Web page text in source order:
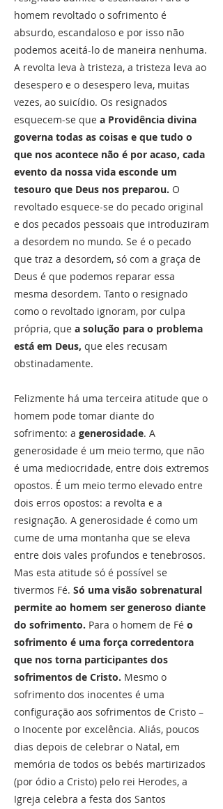
homem revoltado o sofrimento é
absurdo, escandaloso e por isso não
podemos aceitá-lo de maneira nenhuma.
A revolta leva à tristeza, a tristeza leva ao
desespero e o desespero leva, muitas
vezes, ao suicídio. Os resignados
esquecem-se que a Providência divina
governa todas as coisas e que tudo o
que nos acontece não é por acaso, cada
evento da nossa vida esconde um
tesouro que Deus nos preparou. O
revoltado esquece-se do pecado original
e dos pecados pessoais que introduziram
a desordem no mundo. Se é o pecado
que traz a desordem, só com a graça de
Deus é que podemos reparar essa
mesma desordem. Tanto o resignado
como o revoltado ignoram, por culpa
própria, que a solução para o problema
está em Deus, que eles recusam
obstinadamente.
Felizmente há uma terceira atitude que o
homem pode tomar diante do
sofrimento: a generosidade. A
generosidade é um meio termo, que não
é uma mediocridade, entre dois extremos
opostos. É um meio termo elevado entre
dois erros opostos: a revolta e a
resignação. A generosidade é como um
cume de uma montanha que se eleva
entre dois vales profundos e tenebrosos.
Mas esta atitude só é possível se
tivermos Fé. Só uma visão sobrenatural
permite ao homem ser generoso diante
do sofrimento. Para o homem de Fé o
sofrimento é uma força corredentora
que nos torna participantes dos
sofrimentos de Cristo. Mesmo o
sofrimento dos inocentes é uma
configuração aos sofrimentos de Cristo –
o Inocente por excelência. Aliás, poucos
dias depois de celebrar o Natal, em
memória de todos os bebés martirizados
(por ódio a Cristo) pelo rei Herodes, a
Igreja celebra a festa dos Santos